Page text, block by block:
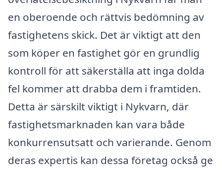
en oberoende och rättvis bedömning av
fastighetens skick. Det är viktigt att den
som köper en fastighet gör en grundlig
kontroll för att säkerställa att inga dolda
fel kommer att drabba dem i framtiden.
Detta är särskilt viktigt i Nykvarn, där
fastighetsmarknaden kan vara både
konkurrensutsatt och varierande. Genom
deras expertis kan dessa företag också ge